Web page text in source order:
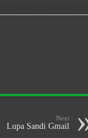
Next
Lupa Sandi Gmail